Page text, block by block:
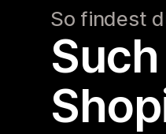
So findest